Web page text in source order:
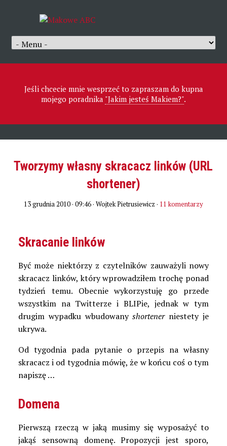
Jeśli chcecie mnie wesprzeć to zapraszam do kupna
mojego poradnika "Jakim jesteś Makiem?".
Tworzymy własny skracacz linków (URL
shortener)
13 grudnia 2010 · 09:46· Wojtek Pietrusiewicz · 11 komentarzy
Skracanie linków
Być może niektórzy z czytelników zauważyli nowy
skracacz linków, który wprowadziłem trochę ponad
tydzień temu. Obecnie wykorzystuję go przede
wszystkim na Twitterze i BLIPie, jednak w tym
drugim wypadku wbudowanyshortenerniestety je
ukrywa.
Od tygodnia pada pytanie o przepis na własny
skracacz i od tygodnia mówię, że w końcu coś o tym
napiszę …
Domena
Pierwszą rzeczą w jaką musimy się wyposażyć to
jakąś sensowną domenę. Propozycji jest sporo,